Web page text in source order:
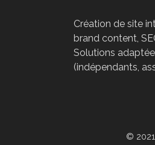
Création de site
brand content,
Solutions
(indépendants,
©